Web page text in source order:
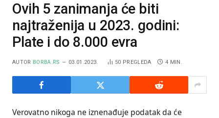
Ovih 5 zanimanja će biti
najtraženija u 2023. godini:
Plate i do 8.000 evra
AUTOR BORBA.RS 03.01.2023. 50 PREGLEDA 4 MIN.
Verovatno nikoga ne iznenađuje podatak da će